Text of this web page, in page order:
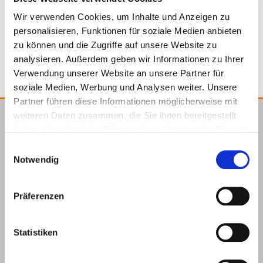
Wir verwenden Cookies, um Inhalte und Anzeigen zu
personalisieren, Funktionen für soziale Medien anbieten
zu können und die Zugriffe auf unsere Website zu
analysieren. Außerdem geben wir Informationen zu Ihrer
Verwendung unserer Website an unsere Partner für
soziale Medien, Werbung und Analysen weiter. Unsere
Partner führen diese Informationen möglicherweise mit
weiteren Daten zusammen, die Sie ihnen bereitgestellt
Notwendig
Präferenzen
Statistiken
4251314720580
dem
Hagen
info@eurotec.team